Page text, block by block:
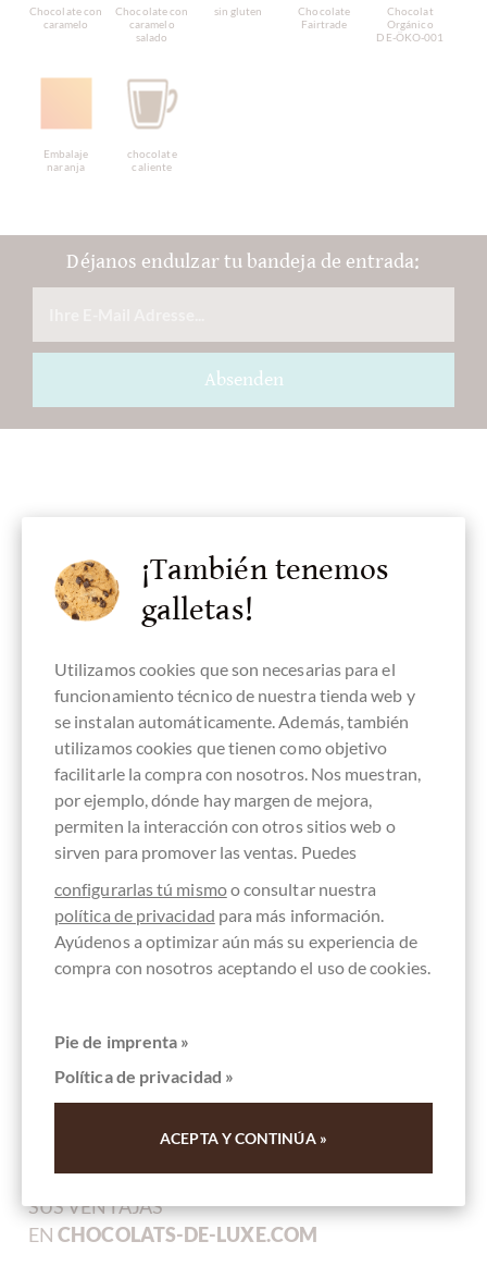
Chocolate con
caramelo
Chocolate con
caramelo
salado
sin gluten
Chocolate
Fairtrade
Chocolat
Orgánico
DE-ÖKO-001
Embalaje
naranja
chocolate
caliente
Déjanos endulzar tu bandeja de entrada:
Absenden
Cluizel
Dunkle Schokolade mit Orange 63% Noir
Écorces d'Orange
5,90 €
SUS VENTAJAS
ENCHOCOLATS-DE-LUXE.COM
¡También tenemos
galletas!
Utilizamos cookies que son necesarias para el
funcionamiento técnico de nuestra tienda web y
se instalan automáticamente. Además, también
utilizamos cookies que tienen como objetivo
facilitarle la compra con nosotros. Nos muestran,
por ejemplo, dónde hay margen de mejora,
permiten la interacción con otros sitios web o
sirven para promover las ventas. Puedes
configurarlas tú mismoo consultar nuestra
política de privacidad para más información.
Ayúdenos a optimizar aún más su experiencia de
compra con nosotros aceptando el uso de cookies.
Pie de imprenta »
Política de privacidad »
ACEPTA Y CONTINÚA »